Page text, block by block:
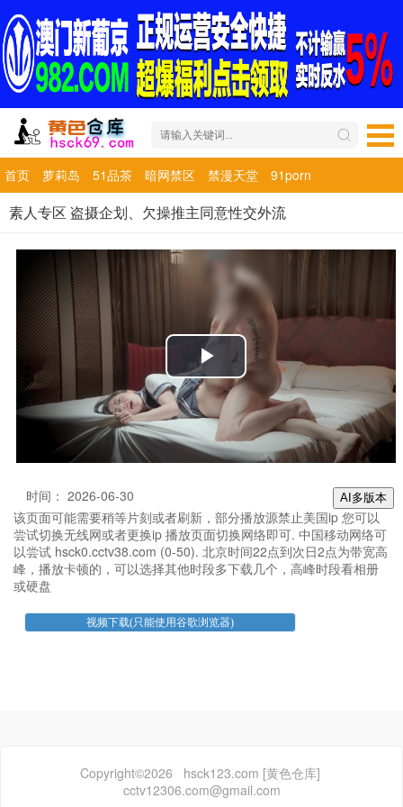
首页 萝莉岛 51品茶 暗网禁区 禁漫天堂 91porn
素人专区 盗摄企划、欠操推主同意性交外流
AI多版本
时间： 2026-06-30
该页面可能需要稍等片刻或者刷新，部分播放源禁止美国ip 您可以
尝试切换无线网或者更换ip 播放页面切换网络即可. 中国移动网络可
以尝试 hsck0.cctv38.com (0-50). 北京时间22点到次日2点为带宽高
峰，播放卡顿的，可以选择其他时段多下载几个，高峰时段看相册
或硬盘
Copyright©2026 hsck123.com [黄色仓库]
cctv12306.com@gmail.com